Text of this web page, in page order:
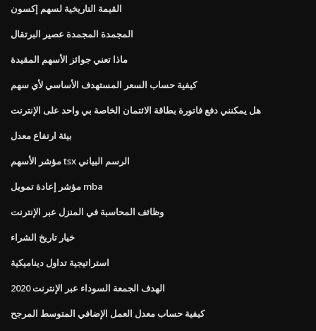
القيمة التاريخية لسهم إكسون
المجمدة المجمدة عصير البرتقال
ماذا تعني جوائز الأسهم المقيدة
كيفية حساب السعر المستهدف الأساسي لأي سهم
هل يمكنني دفع فاتورة بطاقة الائتمان الخاصة بي واحد على الإنترنت
بيئة ارتفاع معدل
مؤشر الأسهم tsx الرسم البياني
مؤشر إعادة تمويل mba
وظائف المحاسبة في المنزل عبر الإنترنت
خيار تاريخ الشراء
استراتيجية تداول ديناميكية
الهدف الجمعة السوداء عبر الإنترنت 2020
كيفية حساب معدل العمل الإضافي المتوسط ​​المرجح